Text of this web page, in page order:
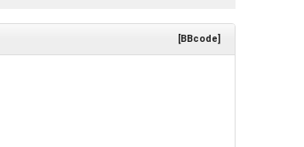
[BBcode]